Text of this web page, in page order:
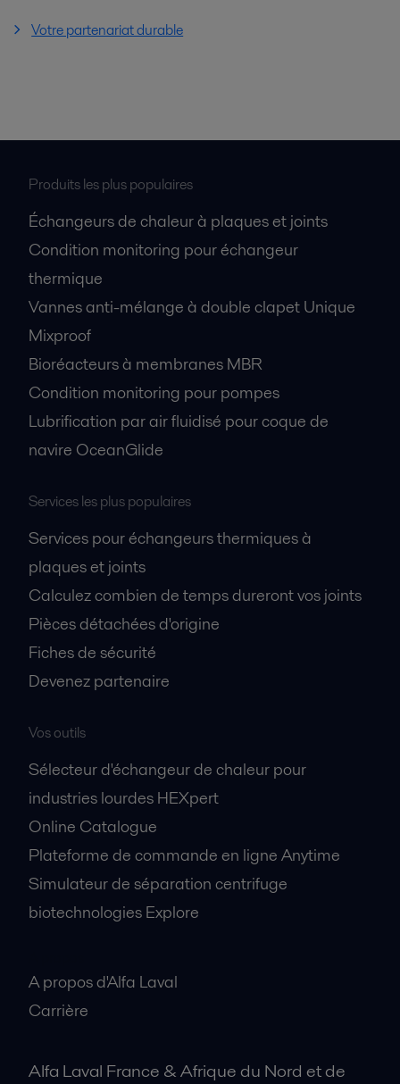
Votre partenariat durable
Produits les plus populaires
Échangeurs de chaleur à plaques et joints
Condition monitoring pour échangeur
thermique
Vannes anti-mélange à double clapet Unique
Mixproof
Bioréacteurs à membranes MBR
Condition monitoring pour pompes
Lubrification par air fluidisé pour coque de
navire OceanGlide
Services les plus populaires
Services pour échangeurs thermiques à
plaques et joints
Calculez combien de temps dureront vos joints
Pièces détachées d'origine
Fiches de sécurité
Devenez partenaire
Vos outils
Sélecteur d'échangeur de chaleur pour
industries lourdes HEXpert
Online Catalogue
Plateforme de commande en ligne Anytime
Simulateur de séparation centrifuge
biotechnologies Explore
A propos d'Alfa Laval
Carrière
Alfa Laval France & Afrique du Nord et de